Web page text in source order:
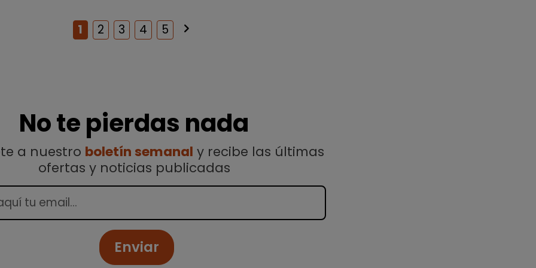
1 2 3 4 5 keyboard_arrow_right
No te pierdas nada
a nuestro boletín semanal y recibe las últimas
ofertas y noticias publicadas
Enviar